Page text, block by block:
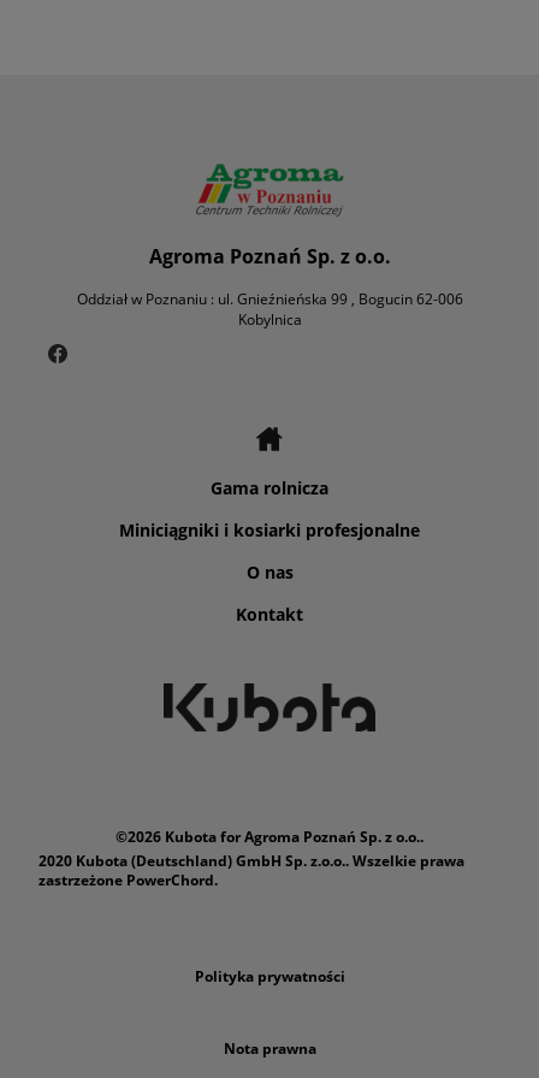
Agroma Poznań Sp. z o.o.
Oddział w Poznaniu : ul. Gnieźnieńska 99 , Bogucin 62-006
Kobylnica
Gama rolnicza
Miniciągniki i kosiarki profesjonalne
O nas
Kontakt
©2026 Kubota for Agroma Poznań Sp. z o.o..
2020 Kubota (Deutschland) GmbH Sp. z.o.o.. Wszelkie prawa
zastrzeżone PowerChord.
Polityka prywatności
Nota prawna